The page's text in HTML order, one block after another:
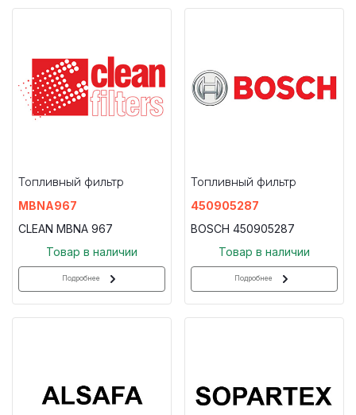
Топливный фильтр
MBNA967
CLEAN MBNA 967
Товар в наличии
Подробнее
Топливный фильтр
450905287
BOSCH 450905287
Товар в наличии
Подробнее